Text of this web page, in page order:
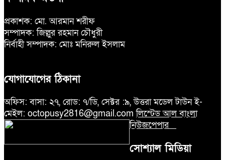
প্রকাশক: মো. আরমান শরীফ
সম্পাদক: জিল্লুর রহমান চৌধুরী
নির্বাহী সম্পাদক: মোঃ মনিরুল ইসলাম
যোগাযোগের ঠিকানা
অফিস: বাসা: ২৭, রোড: ৭/ডি, সেক্টর :৯, উত্তরা মডেল টাউন ই-
মেইল: octopusy2816@gmail.comলিস্টেড আল বাংলা
নিউজপেপার
সোশ্যাল মিডিয়া